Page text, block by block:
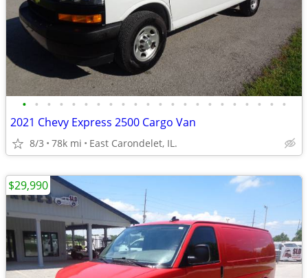
• • • • • • • • • • • • • • • • • • • • • •
2021 Chevy Express 2500 Cargo Van
8/3 78k mi East Carondelet, IL.
$29,990